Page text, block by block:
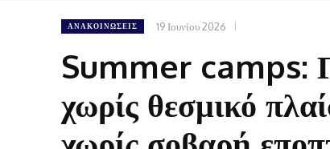
ΑΝΑΚΟΙΝΏΣΕΙΣ 19 Ιουνίου 2026
Summer camps:
χωρίς θεσμικό